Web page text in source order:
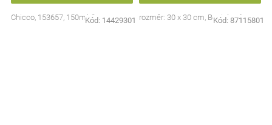
Chicco, 153657, 150ml, 0m+
Kód: 14429301 rozměr: 30 x 30 cm, Bocioland
Kód: 87115801